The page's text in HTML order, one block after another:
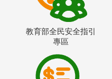
教育部全民安全指引
專區